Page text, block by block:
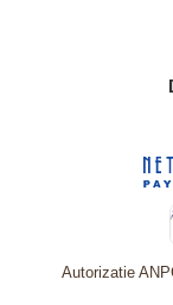
Autorizatie